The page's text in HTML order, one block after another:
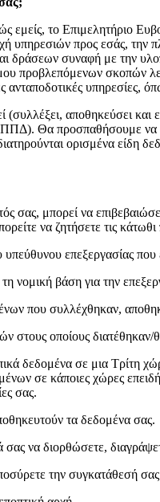
εμείς, το Επιμελητήριο
υπηρεσιών προς εσάς,
συναφή με την
προβλεπόμενων σκοπών
υπηρεσίες,
(συλλέξει, αποθηκεύσει
Θα προσπαθήσουμε να
ορισμένα είδη
σας, μπορεί να
να ζητήσετε τις
υπεύθυνου επεξεργασίας
νομική βάση για την
που συλλέχθηκαν,
στους οποίους διατέθηκαν/
δεδομένα σε μια Τρίτη
σε κάποιες χώρες
σας.
τα δεδομένα σας.
να διορθώσετε,
την συγκατάθεσή